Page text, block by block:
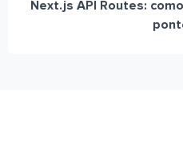
Next.js API Routes: